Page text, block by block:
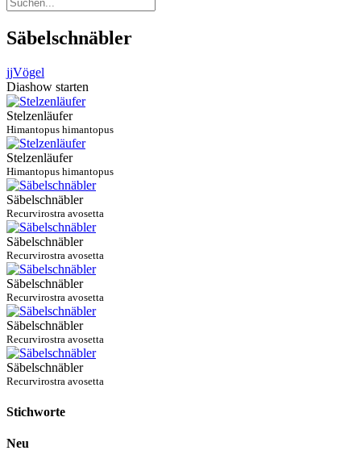
Säbelschnäbler
jjVögel
Diashow starten
Stelzenläufer
Himantopus himantopus
Stelzenläufer
Himantopus himantopus
Säbelschnäbler
Recurvirostra avosetta
Säbelschnäbler
Recurvirostra avosetta
Säbelschnäbler
Recurvirostra avosetta
Säbelschnäbler
Recurvirostra avosetta
Säbelschnäbler
Recurvirostra avosetta
Stichworte
Neu